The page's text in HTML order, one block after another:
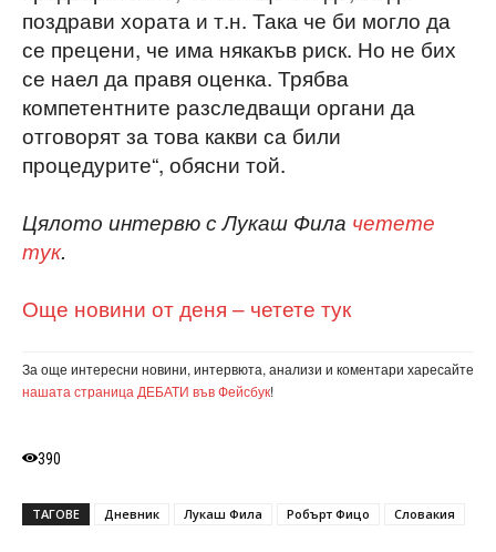
поздрави хората и т.н. Така че би могло да
се прецени, че има някакъв риск. Но не бих
се наел да правя оценка. Трябва
компетентните разследващи органи да
отговорят за това какви са били
процедурите“, обясни той.
Цялото интервю с Лукаш Фила четете
тук.
Още новини от деня – четете тук
За още интересни новини, интервюта, анализи и коментари харесайте
нашата страница ДЕБАТИ във Фейсбук!
390
ТАГОВЕ Дневник Лукаш Фила Робърт Фицо Словакия